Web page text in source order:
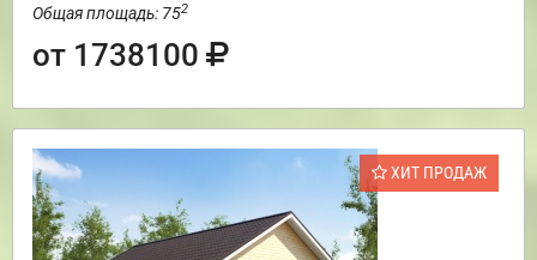
Общая площадь: 752
от 1738100
ХИТ ПРОДАЖ